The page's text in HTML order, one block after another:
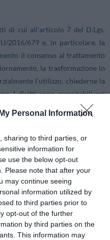
Personal Information
sharing to third parties, or
information for
use the below opt-out
Please note that after your
may continue seeing
information utilized by
to third parties prior to
opt-out of the further
by third parties on the
This information may
di cui all'articolo 7 del D.Lgs.
2016/679 e, in particolare, la
il consenso al trattamento
la trasformazione in
l’utilizzo, chiederne la
I diritti sono esercitabili nei
per disposizioni di
(UE) 2016/679 (GDPR) al
IT/TXT/PDF/?